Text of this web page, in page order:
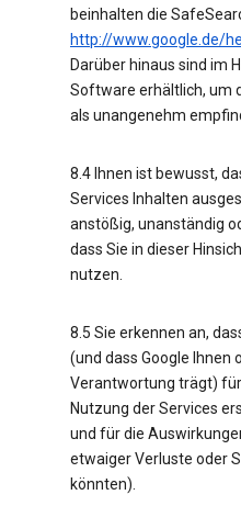
beinhalten die
http://www.google.de/
Darüber hinaus sind im
Software erhältlich, um
als unangenehm
8.4 Ihnen ist bewusst,
Services Inhalten
anstößig, unanständig
dass Sie in dieser
nutzen.
8.5 Sie erkennen an,
(und dass Google Ihnen
Verantwortung trägt)
Nutzung der Services
und für die
etwaiger Verluste oder
könnten).